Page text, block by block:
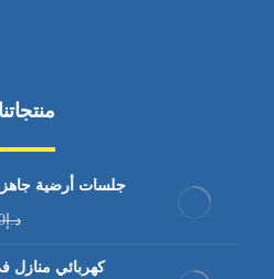
منتجاتنا
جلسات أرضية جاهزة في
د.إ